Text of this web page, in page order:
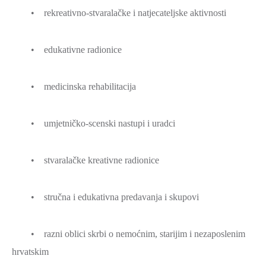
• rekreativno-stvaralačke i natjecateljske aktivnosti
• edukativne radionice
• medicinska rehabilitacija
• umjetničko-scenski nastupi i uradci
• stvaralačke kreativne radionice
• stručna i edukativna predavanja i skupovi
• razni oblici skrbi o nemoćnim, starijim i nezaposlenim
hrvatskim